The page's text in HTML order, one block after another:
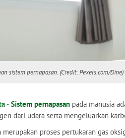
sistem pernapasan. (Credit: Pexels.com/Dine)
- Sistem pernapasan pada manusia
dari udara serta mengeluarkan
merupakan proses pertukaran gas